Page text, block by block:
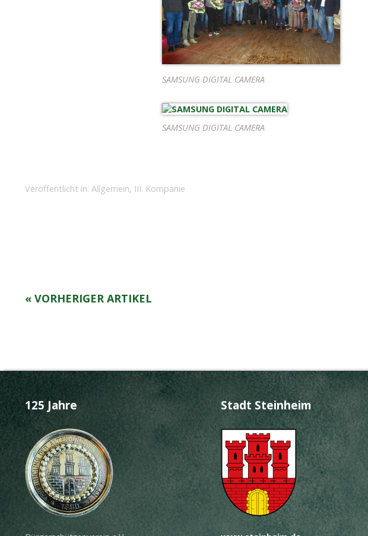
SAMSUNG DIGITAL CAMERA
SAMSUNG DIGITAL CAMERA
Veröffentlicht in: Allgemein, III. Kompanie
« VORHERIGER ARTIKEL
125 Jahre Stadt Steinheim